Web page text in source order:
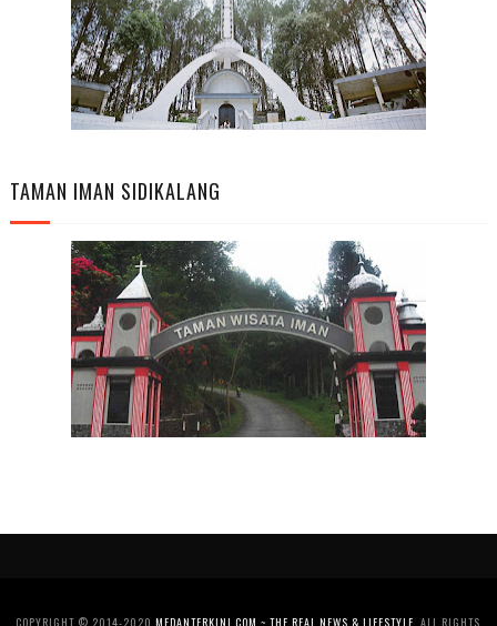
TAMAN IMAN SIDIKALANG
COPYRIGHT © 2014-2020MEDANTERKINI.COM ~ THE REAL NEWS & LIFESTYLE . ALL RIGHTS